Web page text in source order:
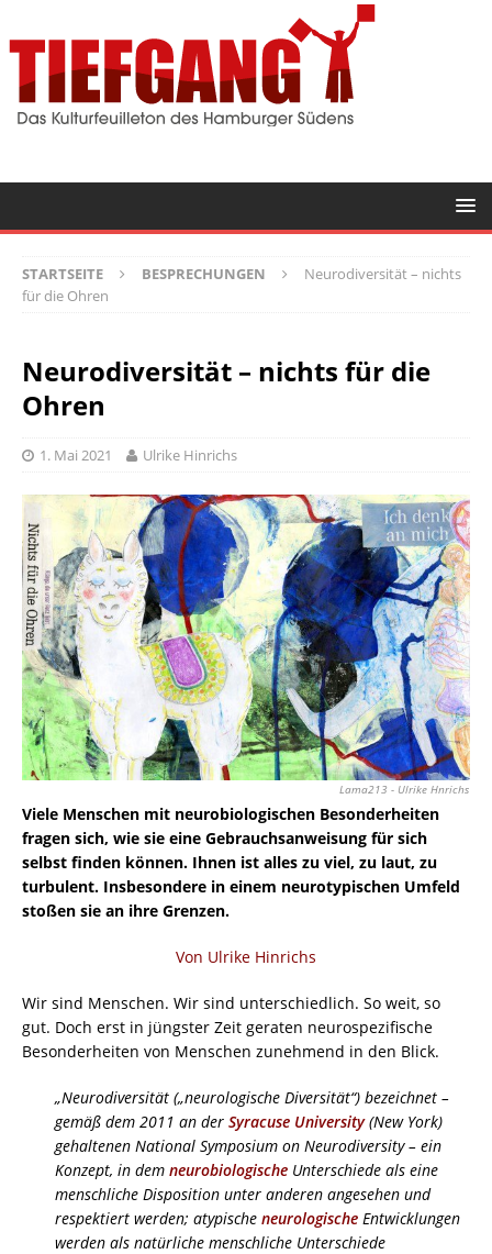
STARTSEITE BESPRECHUNGEN
Neurodiversität – nichts
für die Ohren
Neurodiversität – nichts für die
Ohren
1. Mai 2021 Ulrike Hinrichs
Lama213 - Ulrike Hnrichs
Viele Menschen mit neurobiologischen Besonderheiten
fragen sich, wie sie eine Gebrauchsanweisung für sich
selbst finden können. Ihnen ist alles zu viel, zu laut, zu
turbulent. Insbesondere in einem neurotypischen Umfeld
stoßen sie an ihre Grenzen.
Von Ulrike Hinrichs
Wir sind Menschen. Wir sind unterschiedlich. So weit, so
gut. Doch erst in jüngster Zeit geraten neurospezifische
Besonderheiten von Menschen zunehmend in den Blick.
„Neurodiversität („neurologische Diversität“) bezeichnet –
gemäß dem 2011 an der Syracuse University(New York)
gehaltenen National Symposium on Neurodiversity – ein
Konzept, in dem neurobiologische Unterschiede als eine
menschliche Disposition unter anderen angesehen und
respektiert werden; atypische neurologische Entwicklungen
werden als natürliche menschliche Unterschiede